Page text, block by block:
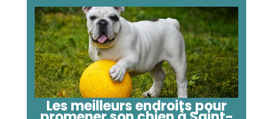
Les meilleurs endroits pour